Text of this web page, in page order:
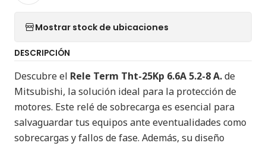
Mostrar stock de ubicaciones
DESCRIPCIÓN
Descubre el Rele Term Tht-25Kp 6.6A 5.2-8 A.de
Mitsubishi, la solución ideal para la protección de
motores. Este relé de sobrecarga es esencial para
salvaguardar tus equipos ante eventualidades como
sobrecargas y fallos de fase. Además, su diseño